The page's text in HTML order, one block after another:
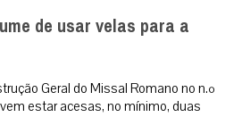
de usar velas para a
Geral do Missal Romano no n.º
estar acesas, no mínimo, duas